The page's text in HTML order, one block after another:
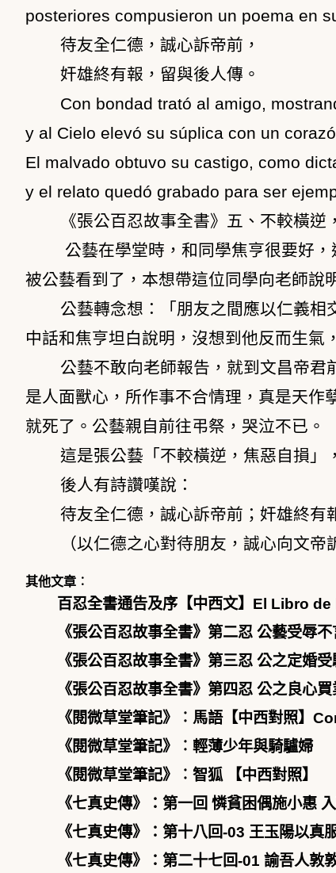
posteriores compusieron un poema en
待友全仁德，誠心訴帝前，
奸雄終有報，留與後人傳。
Con bondad trató al amigo,
y al Cielo elevó su súplica con un
El malvado obtuvo su castigo, como
y el relato quedó grabado para ser
《張公百忍故事全書》五、不較橫逆
公藝在學堂時，和同學焦亨很要好
被公藝看到了，本想帶這位同學向老師說
公藝轉念想：「朋友之間應以仁義
中話和焦亨坦白說明，沒想到他反而生氣
公藝不敢向老師報告，就到文昌帝
是人面獸心，所作事不合情理，真是天作
就死了。公藝親自前往弔祭，哭泣不已。
這是張公藝「不較橫逆，焦惡自損」
後人有詩讚嘆說：
待友全仁德，誠心訴帝前；奸雄終有
（以仁德之心對待朋友，誠心向文
其他文章︰
百忍全書通告及序【中西文】El Libro
《張公百忍故事全書》第二忍 公藝受
《張公百忍故事全書》第三忍 公之定
《張公百忍故事全書》第四忍 公之良
《閱微草堂筆記》︰馬語【中西對照
《閱微草堂筆記》︰輕薄少年與騎驢婦
《閱微草堂筆記》︰智狐 【中西對照】
《七真史傳》：第一回 憐貧困偶施小惠
《七真史傳》：第十八回-03 王玉陽以
《七真史傳》：第二十七回-01 諭吾人